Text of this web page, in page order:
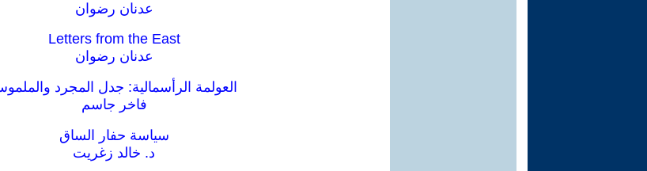
عدنان رضوان
Letters from the East
عدنان رضوان
العولمة الرأسمالية: جدل المجرد
فاخر جاسم
سياسة حفار الساق
د. خالد زغريت